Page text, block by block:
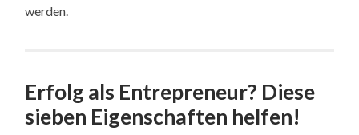
werden.
Erfolg als Entrepreneur? Diese
sieben Eigenschaften helfen!